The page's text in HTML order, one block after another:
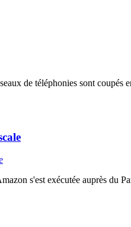
de téléphonies sont coupés
s'est exécutée auprès du